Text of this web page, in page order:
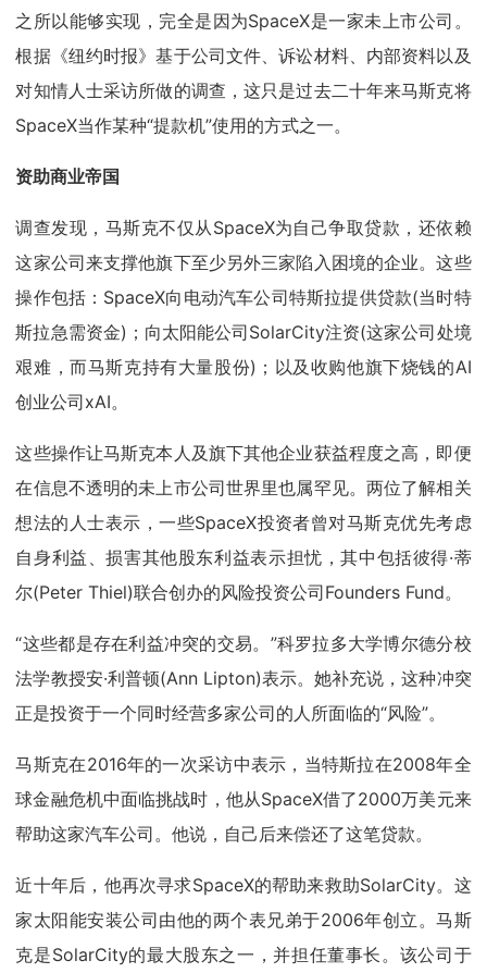
之所以能够实现，完全是因为SpaceX是一家未上市公司。
根据《纽约时报》基于公司文件、诉讼材料、内部资料以及
对知情人士采访所做的调查，这只是过去二十年来马斯克将
SpaceX当作某种“提款机”使用的方式之一。
资助商业帝国
调查发现，马斯克不仅从SpaceX为自己争取贷款，还依赖
这家公司来支撑他旗下至少另外三家陷入困境的企业。这些
操作包括：SpaceX向电动汽车公司特斯拉提供贷款(当时特
斯拉急需资金)；向太阳能公司SolarCity注资(这家公司处境
艰难，而马斯克持有大量股份)；以及收购他旗下烧钱的AI
创业公司xAI。
这些操作让马斯克本人及旗下其他企业获益程度之高，即便
在信息不透明的未上市公司世界里也属罕见。两位了解相关
想法的人士表示，一些SpaceX投资者曾对马斯克优先考虑
自身利益、损害其他股东利益表示担忧，其中包括彼得·蒂
尔(Peter Thiel)联合创办的风险投资公司Founders Fund。
“这些都是存在利益冲突的交易。”科罗拉多大学博尔德分校
法学教授安·利普顿(Ann Lipton)表示。她补充说，这种冲突
正是投资于一个同时经营多家公司的人所面临的“风险”。
马斯克在2016年的一次采访中表示，当特斯拉在2008年全
球金融危机中面临挑战时，他从SpaceX借了2000万美元来
帮助这家汽车公司。他说，自己后来偿还了这笔贷款。
近十年后，他再次寻求SpaceX的帮助来救助SolarCity。这
家太阳能安装公司由他的两个表兄弟于2006年创立。马斯
克是SolarCity的最大股东之一，并担任董事长。该公司于